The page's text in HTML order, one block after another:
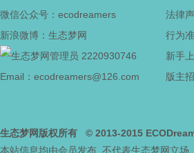
微信公众号：ecodreamers
新浪微博：生态梦网
2220930746
Email：ecodreamers@126.com
法律
行为
新手
版主
生态梦网版权所有 © 2013-2015
本站信息均由会员发布 不代表生态梦网立